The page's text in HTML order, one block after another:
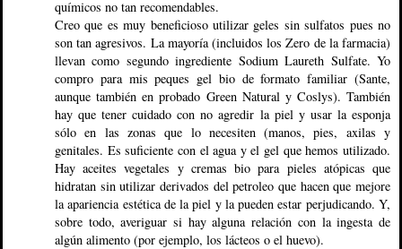
químicos no tan recomendables.
Creo que es muy beneficioso utilizar geles sin sulfatos pues no
son tan agresivos. La mayoría (incluidos los Zero de la farmacia)
llevan como segundo ingrediente Sodium Laureth Sulfate. Yo
compro para mis peques gel bio de formato familiar (Sante,
aunque también en probado Green Natural y Coslys). También
hay que tener cuidado con no agredir la piel y usar la esponja
sólo en las zonas que lo necesiten (manos, pies, axilas y
genitales. Es suficiente con el agua y el gel que hemos utilizado.
Hay aceites vegetales y cremas bio para pieles atópicas que
hidratan sin utilizar derivados del petroleo que hacen que mejore
la apariencia estética de la piel y la pueden estar perjudicando. Y,
sobre todo, averiguar si hay alguna relación con la ingesta de
algún alimento (por ejemplo, los lácteos o el huevo).